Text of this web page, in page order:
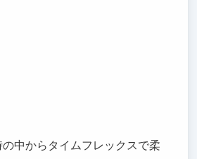
中からタイムフレックスで柔